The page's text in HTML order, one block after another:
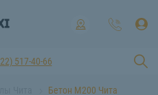
517-40-66
Чита Бетон М200 Чита